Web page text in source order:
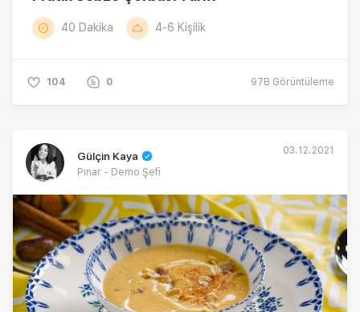
40 Dakika 4-6 Kişilik
104 0 97B Görüntüleme
Gülçin Kaya
Pınar - Demo Şefi
03.12.2021